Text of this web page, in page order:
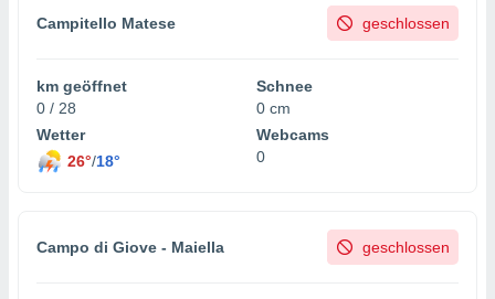
Campitello Matese geschlossen
km geöffnet
0 / 28
Schnee
0 cm
Wetter
26°/18°
Webcams
0
Campo di Giove - Maiella geschlossen